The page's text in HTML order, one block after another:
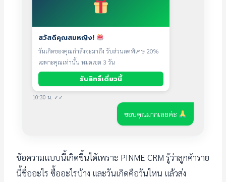
สวัสดีคุณสมหญิง!
วันเกิดของคุณกำลังจะมาถึง รับส่วนลดพิเศษ 20%
เฉพาะคุณเท่านั้น หมดเขต 3 วัน
รับสิทธิ์เดี๋ยวนี้
10:30 น. ✓✓
ขอบคุณมากเลยค่ะ
ข้อความแบบนี้เกิดขึ้นได้เพราะ PINME CRM รู้ว่าลูกค้าราย
นี้ชื่ออะไร ซื้ออะไรบ้าง และวันเกิดคือวันไหน แล้วส่ง